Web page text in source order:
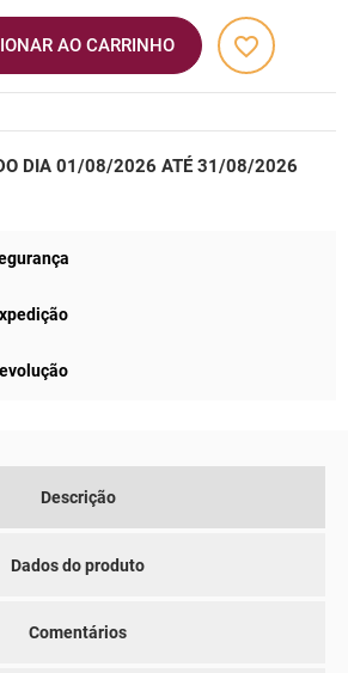
AO CARRINHO favorite_border
DIA 01/08/2026 ATÉ 31/08/2026
Descrição
Dados do produto
Comentários